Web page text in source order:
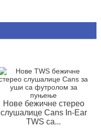
Нове бежичне стерео
слушалице Cans In-Ear
TWS са...